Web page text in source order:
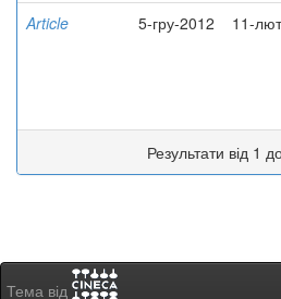
Article
5-гру-2012 11-
Результати від 1
Тема від